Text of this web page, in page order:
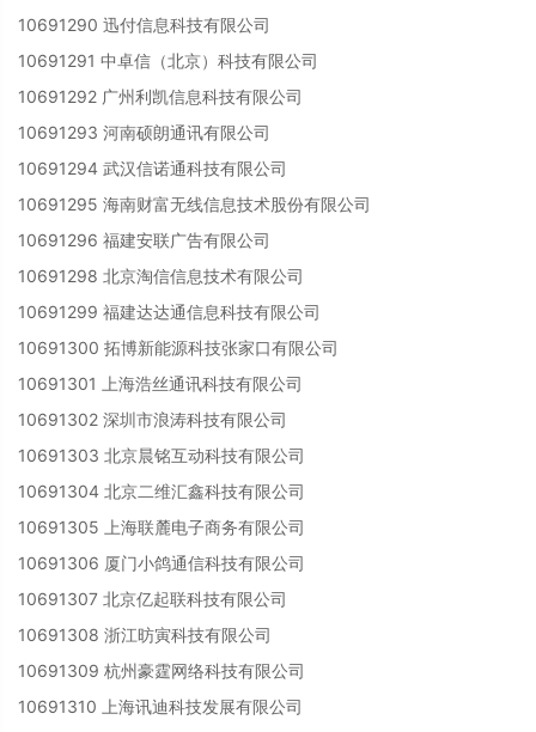
10691290 迅付信息科技有限公司
10691291 中卓信（北京）科技有限公司
10691292 广州利凯信息科技有限公司
10691293 河南硕朗通讯有限公司
10691294 武汉信诺通科技有限公司
10691295 海南财富无线信息技术股份有限公司
10691296 福建安联广告有限公司
10691298 北京淘信信息技术有限公司
10691299 福建达达通信息科技有限公司
10691300 拓博新能源科技张家口有限公司
10691301 上海浩丝通讯科技有限公司
10691302 深圳市浪涛科技有限公司
10691303 北京晨铭互动科技有限公司
10691304 北京二维汇鑫科技有限公司
10691305 上海联麓电子商务有限公司
10691306 厦门小鸽通信科技有限公司
10691307 北京亿起联科技有限公司
10691308 浙江昉寅科技有限公司
10691309 杭州豪霆网络科技有限公司
10691310 上海讯迪科技发展有限公司